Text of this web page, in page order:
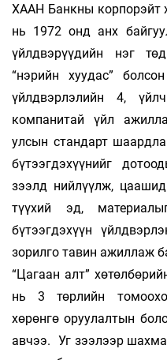
ХААН Банкны корпорэйт
нь 1972 онд анх
үйлдвэрүүдийн нэг
“нэрийн хуудас”
үйлдвэрлэлийн 4,
компанитай үйл
улсын стандарт
бүтээгдэхүүнийг
зээлд нийлүүлж,
түүхий эд,
бүтээгдэхүүн
зорилго тавин ажиллаж
“Цагаан алт”
нь 3 төрлийн
хөрөнгө оруулалтын
авчээ. Уг зээлээр